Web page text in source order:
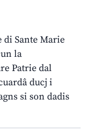
di Sante Marie
la
Patrie dal
ducj i
si son dadis